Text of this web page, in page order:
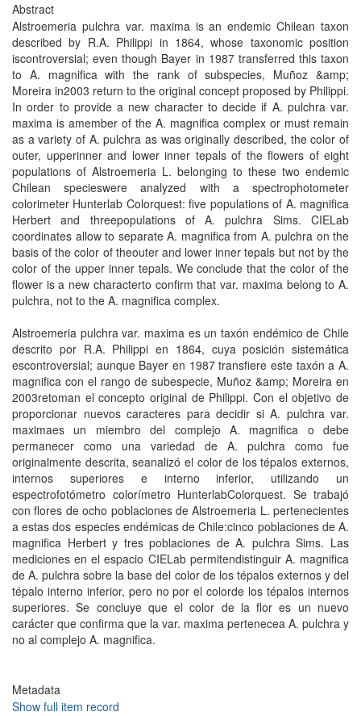
Abstract
Alstroemeria pulchra var. maxima is an endemic Chilean taxon
described by R.A. Philippi in 1864, whose taxonomic position
iscontroversial; even though Bayer in 1987 transferred this taxon
to A. magnifica with the rank of subspecies, Muñoz &amp;
Moreira in2003 return to the original concept proposed by Philippi.
In order to provide a new character to decide if A. pulchra var.
maxima is amember of the A. magnifica complex or must remain
as a variety of A. pulchra as was originally described, the color of
outer, upperinner and lower inner tepals of the flowers of eight
populations of Alstroemeria L. belonging to these two endemic
Chilean specieswere analyzed with a spectrophotometer
colorimeter Hunterlab Colorquest: five populations of A. magnifica
Herbert and threepopulations of A. pulchra Sims. CIELab
coordinates allow to separate A. magnifica from A. pulchra on the
basis of the color of theouter and lower inner tepals but not by the
color of the upper inner tepals. We conclude that the color of the
flower is a new characterto confirm that var. maxima belong to A.
pulchra, not to the A. magnifica complex.
Alstroemeria pulchra var. maxima es un taxón endémico de Chile
descrito por R.A. Philippi en 1864, cuya posición sistemática
escontroversial; aunque Bayer en 1987 transfiere este taxón a A.
magnifica con el rango de subespecie, Muñoz &amp; Moreira en
2003retoman el concepto original de Philippi. Con el objetivo de
proporcionar nuevos caracteres para decidir si A. pulchra var.
maximaes un miembro del complejo A. magnifica o debe
permanecer como una variedad de A. pulchra como fue
originalmente descrita, seanalizó el color de los tépalos externos,
internos superiores e interno inferior, utilizando un
espectrofotómetro colorímetro HunterlabColorquest. Se trabajó
con flores de ocho poblaciones de Alstroemeria L. pertenecientes
a estas dos especies endémicas de Chile:cinco poblaciones de A.
magnifica Herbert y tres poblaciones de A. pulchra Sims. Las
mediciones en el espacio CIELab permitendistinguir A. magnifica
de A. pulchra sobre la base del color de los tépalos externos y del
tépalo interno inferior, pero no por el colorde los tépalos internos
superiores. Se concluye que el color de la flor es un nuevo
carácter que confirma que la var. maxima pertenecea A. pulchra y
no al complejo A. magnifica.
Metadata
Show full item record